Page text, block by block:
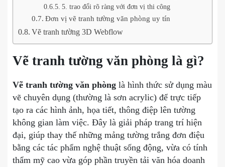
5. trao đổi rõ ràng với đơn vị thi công
Đơn vị vẽ tranh tường văn phòng uy tín
Vẽ tranh tường 3D Webflow
Vẽ tranh tường văn phòng là gì?
Vẽ tranh tường văn phòng là hình thức sử dụng màu
vẽ chuyên dụng (thường là sơn acrylic) để trực tiếp
tạo ra các hình ảnh, họa tiết, thông điệp lên tường
không gian làm việc. Đây là giải pháp trang trí hiện
đại, giúp thay thế những mảng tường trắng đơn điệu
bằng các tác phẩm nghệ thuật sống động, vừa có tính
thẩm mỹ cao vừa góp phần truyền tải văn hóa doanh